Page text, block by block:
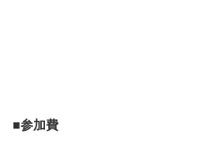
■参加費